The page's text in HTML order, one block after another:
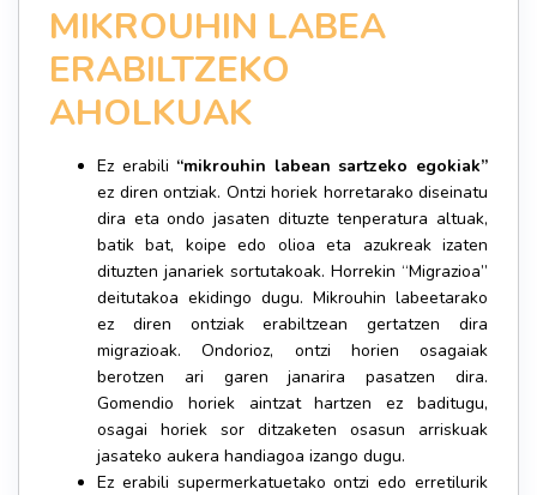
MIKROUHIN LABEA
ERABILTZEKO
AHOLKUAK
Ez erabili “mikrouhin labean sartzeko egokiak”
ez diren ontziak. Ontzi horiek horretarako diseinatu
dira eta ondo jasaten dituzte tenperatura altuak,
batik bat, koipe edo olioa eta azukreak izaten
dituzten janariek sortutakoak. Horrekin “Migrazioa”
deitutakoa ekidingo dugu. Mikrouhin labeetarako
ez diren ontziak erabiltzean gertatzen dira
migrazioak. Ondorioz, ontzi horien osagaiak
berotzen ari garen janarira pasatzen dira.
Gomendio horiek aintzat hartzen ez baditugu,
osagai horiek sor ditzaketen osasun arriskuak
jasateko aukera handiagoa izango dugu.
Ez erabili supermerkatuetako ontzi edo erretilurik